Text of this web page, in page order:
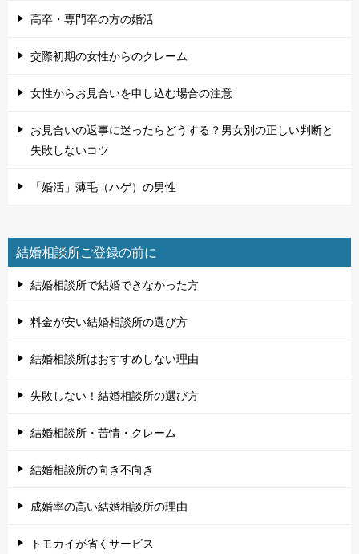
高卒・専門卒の方の婚活
交際初期の女性からのクレーム
女性からお見合いを申し込む場合の注意
お見合いの返事に迷ったらどうする？男女別の正しい判断と
失敗しないコツ
「婚活」薄毛（ハゲ）の男性
結婚相談所ご登録の前に
結婚相談所で結婚できなかった方
料金が安い結婚相談所の選び方
結婚相談所はおすすめしない理由
失敗しない！結婚相談所の選び方
結婚相談所・苦情・クレーム
結婚相談所の向き不向き
成婚率の高い結婚相談所の理由
トモカイが省くサービス